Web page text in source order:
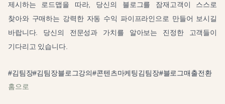
제시하는 로드맵을 따라, 당신의 블로그를 잠재고객이 스스로
찾아와 구매하는 강력한 자동 수익 파이프라인으로 만들어 보시길
바랍니다. 당신의 전문성과 가치를 알아보는 진정한 고객들이
기다리고 있습니다.
#김팀장#김팀장블로그강의#콘텐츠마케팅김팀장#블로그매출전환
홈으로